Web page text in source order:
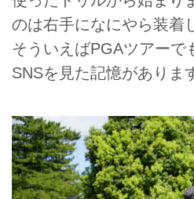
のは右手になにやら装着
そういえばPGAツアーで
SNSを見た記憶がありま